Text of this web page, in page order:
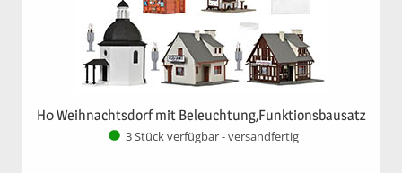
H0 Weihnachtsdorf mit Beleuchtung,Funktionsbausatz
3 Stück verfügbar - versandfertig